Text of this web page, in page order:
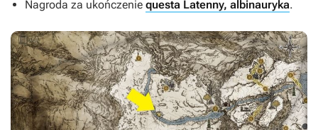
Nagroda za ukończenie questa Latenny, albinauryka.